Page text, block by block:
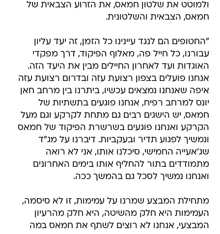
ולמוטט את שלטון חמאס, את הזרוע הצבאית של
חמאס, הצבאית והשלטונית.
"החטופים הם לנגד עיינינו כל הזמן, זה יעד עליון
עבורנו, כל חייל פה, מאלוף הפיקוד, דרך מפקדי
האוגדות ועד לאחרון החיילים מבין את היעד הזה.
אנחנו פועלים בצפון רצועת עזה ובדרום רצועת עזה
איפה שאנחנו נמצאים עכשיו, ביתרנו בין מרחב חאן
יונס למרחב רפיח, אנחנו פוגעים בתשתיות של
חמאס, יש הישגים רבים גם מתחת לקרקע וגם מעל
הקרקע ואנחנו פוגעים בשרשרת הפיקוד של חמאס
ונמשיך לפגוע תדיר ובעקביות. דיברנו על מג"ד
שג'אעייה החמישי, סיכלנו אותו, אני לא רואה
מתמודדים בתור להחליף אותו בימים האחרונים
ואנחנו נמשיך לסכל גם בהמשך ככה.
מתחילת המבצע שמרנו על עמימות, זו לא סיסמה,
העמימות היא חלק מהשיטה, היא חלק מהרעיון
המבצעי, אנחנו לא רוצים לשתף את חמאס במה